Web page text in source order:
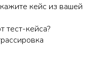
кейс из вашей
тест-кейса?